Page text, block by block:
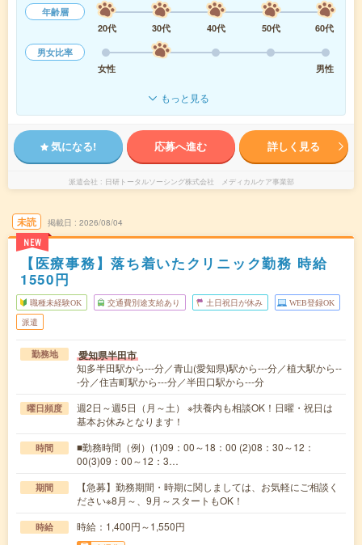
年齢層
20代
30代 40代 50代
60代
男女比率
女性
男性
もっと見る
気になる! 応募へ進む 詳しく見る
派遣会社 日研トータルソーシング株式会社 メディカルケア事業部
未読
NEW
掲載日 2026/08/04
【医療事務】落ち着いたクリニック勤務 時給
1550円
職種未経験OK 交通費別途支給あり 土日祝日が休み WEB登録OK
派遣
勤務地 愛知県半田市
知多半田駅から---分／青山(愛知県)駅から---分／植大駅から--
-分／住吉町駅から---分／半田口駅から---分
曜日頻度
週2日～週5日（月～土） ※扶養内も相談OK！日曜・祝日は
基本お休みとなります！
時間
■勤務時間（例）(1)09：00～18：00 (2)08：30～12：
00(3)09：00～12：3…
期間
【急募】勤務期間・時期に関しましては、お気軽にご相談く
ださい※8月～、9月～スタートもOK！
時給 時給：1,400円～1,550円